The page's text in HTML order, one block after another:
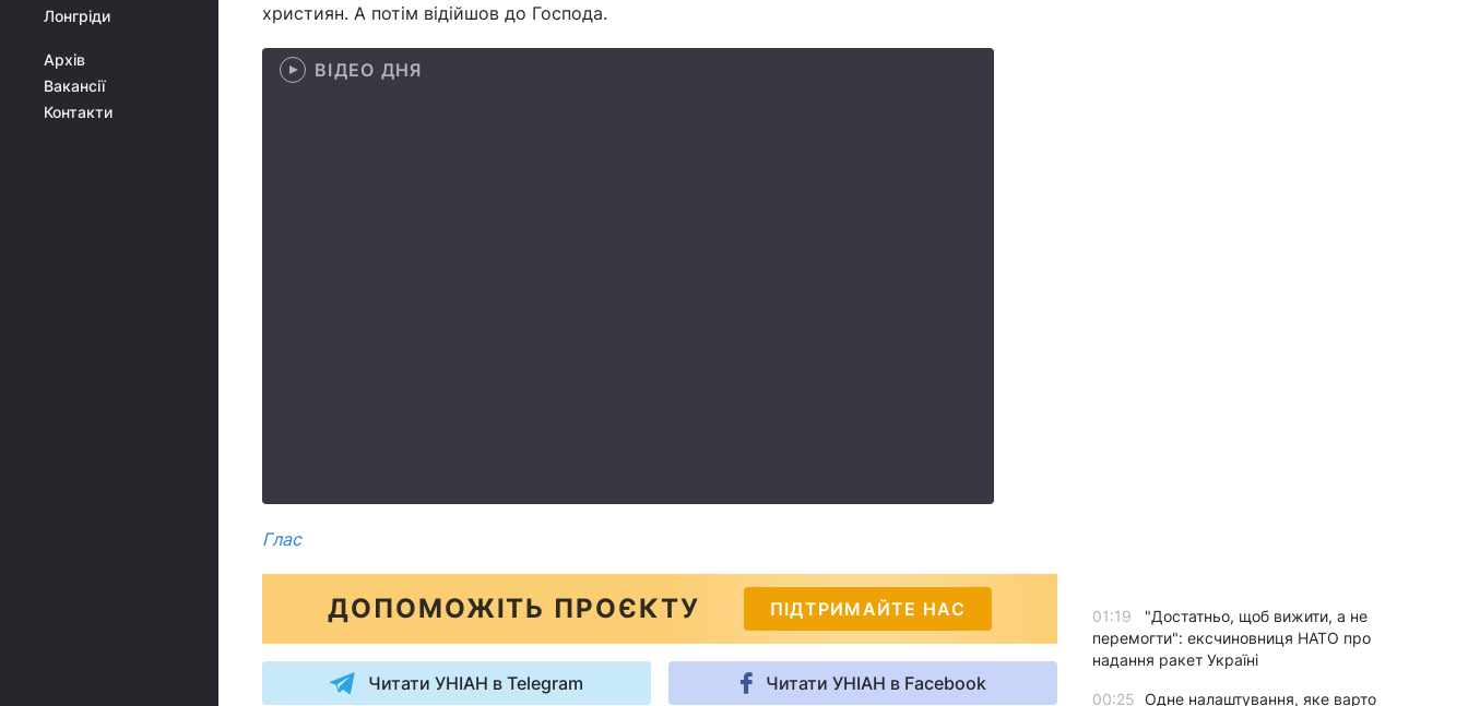
Лонгріди
Архів
Вакансії
Контакти
християн. А потім відійшов до Господа.
ВІДЕО ДНЯ
Глас
ДОПОМОЖІТЬ ПРОЄКТУ ПІДТРИМАЙТЕ НАС
Читати УНІАН в Telegram Читати УНІАН в Facebook
01:19
"Достатньо, щоб вижити, а не
перемогти": ексчиновниця НАТО про
надання ракет Україні
00:25 Одне налаштування, яке варто